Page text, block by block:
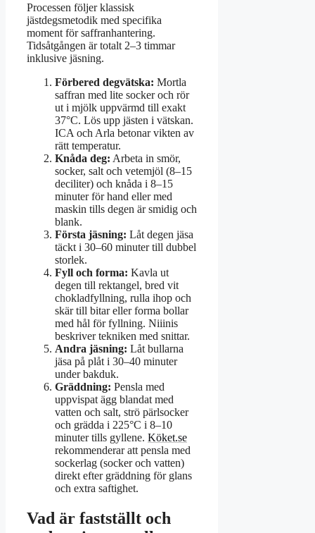
Processen följer klassisk
jästdegsmetodik med specifika
moment för saffranhantering.
Tidsåtgången är totalt 2–3 timmar
inklusive jäsning.
Förbered degvätska: Mortla
saffran med lite socker och rör
ut i mjölk uppvärmd till exakt
37°C. Lös upp jästen i vätskan.
ICA och Arla betonar vikten av
rätt temperatur.
Knåda deg: Arbeta in smör,
socker, salt och vetemjöl (8–15
deciliter) och knåda i 8–15
minuter för hand eller med
maskin tills degen är smidig och
blank.
Första jäsning: Låt degen jäsa
täckt i 30–60 minuter till dubbel
storlek.
Fyll och forma: Kavla ut
degen till rektangel, bred vit
chokladfyllning, rulla ihop och
skär till bitar eller forma bollar
med hål för fyllning. Niiinis
beskriver tekniken med snittar.
Andra jäsning: Låt bullarna
jäsa på plåt i 30–40 minuter
under bakduk.
Gräddning: Pensla med
uppvispat ägg blandat med
vatten och salt, strö pärlsocker
och grädda i 225°C i 8–10
minuter tills gyllene. Köket.se
rekommenderar att pensla med
sockerlag (socker och vatten)
direkt efter gräddning för glans
och extra saftighet.
Vad är fastställt och